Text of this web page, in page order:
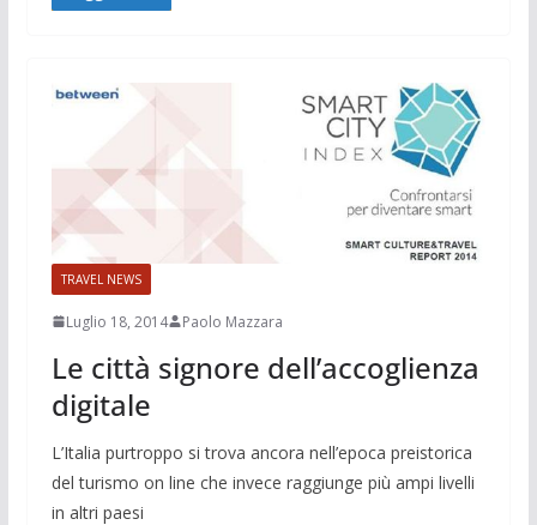
TRAVEL NEWS
Luglio 18, 2014 Paolo Mazzara
Le città signore dell’accoglienza
digitale
L’Italia purtroppo si trova ancora nell’epoca preistorica
del turismo on line che invece raggiunge più ampi livelli
in altri paesi